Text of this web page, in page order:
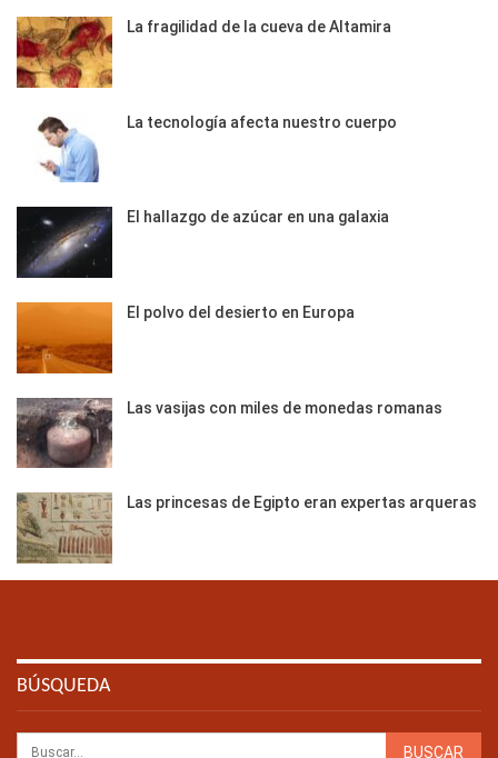
La fragilidad de la cueva de Altamira
La tecnología afecta nuestro cuerpo
El hallazgo de azúcar en una galaxia
El polvo del desierto en Europa
Las vasijas con miles de monedas romanas
Las princesas de Egipto eran expertas arqueras
BÚSQUEDA